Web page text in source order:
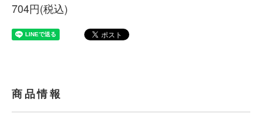
704円(税込)
商品情報